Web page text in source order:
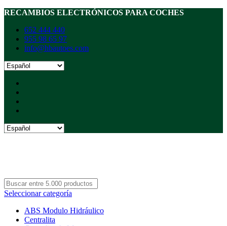
RECAMBIOS ELECTRÓNICOS PARA COCHES
652 444 440
955 98 65 97
info@hbautoes.com
Seleccionar categoría
ABS Modulo Hidráulico
Centralita